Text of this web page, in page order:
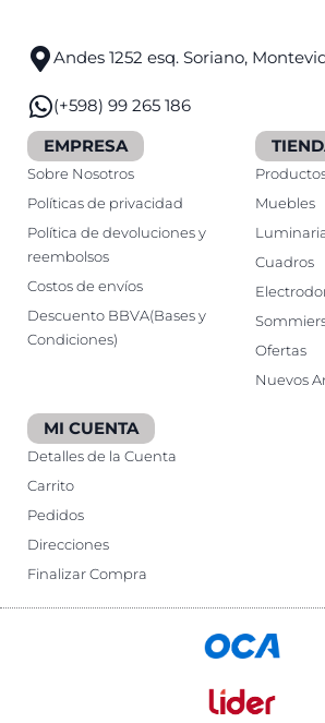
Andes 1252 esq. Soriano,
(+598) 99 265 186
EMPRESA
Sobre Nosotros
Políticas de privacidad
Política de devoluciones y
reembolsos
Costos de envíos
Descuento BBVA(Bases y
Condiciones)
Muebles
Cuadros
Ofertas
Nuevos
MI CUENTA
Detalles de la Cuenta
Carrito
Pedidos
Direcciones
Finalizar Compra